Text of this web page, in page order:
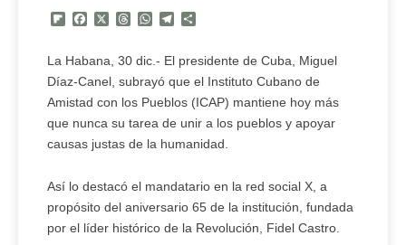
Flipboard
FacebookThreadsWhatsApp
Telegram
La Habana, 30 dic.- El presidente de Cuba, Miguel
Díaz-Canel, subrayó que el Instituto Cubano de
Amistad con los Pueblos (ICAP) mantiene hoy más
que nunca su tarea de unir a los pueblos y apoyar
causas justas de la humanidad.
Así lo destacó el mandatario en la red social X, a
propósito del aniversario 65 de la institución, fundada
por el líder histórico de la Revolución, Fidel Castro.